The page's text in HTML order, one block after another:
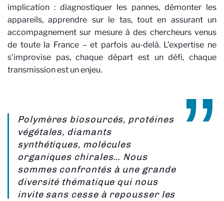
implication : diagnostiquer les pannes, démonter les
appareils, apprendre sur le tas, tout en assurant un
accompagnement sur mesure à des chercheurs venus
de toute la France – et parfois au-delà. L’expertise ne
s’improvise pas, chaque départ est un défi, chaque
transmission est un enjeu.
Polymères biosourcés, protéines
végétales, diamants
synthétiques, molécules
organiques chirales… Nous
sommes confrontés à une grande
diversité thématique qui nous
invite sans cesse à repousser les